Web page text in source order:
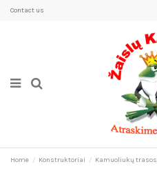
Contact us
Home Konstruktoriai Kamuoliukų trasos